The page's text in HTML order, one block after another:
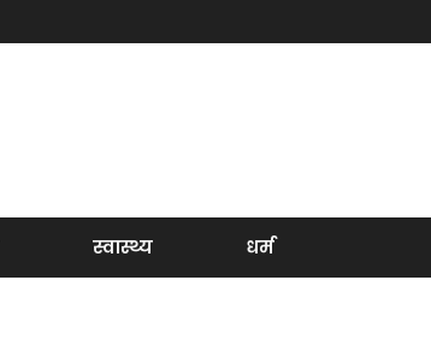
स्वास्थ्य धर्म